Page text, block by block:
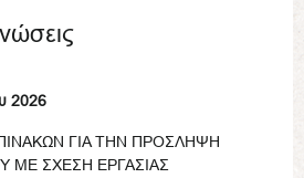
2026
ΓΙΑ ΤΗΝ ΠΡΟΣΛΗΨΗ
ΜΕ ΣΧΕΣΗ ΕΡΓΑΣΙΑΣ